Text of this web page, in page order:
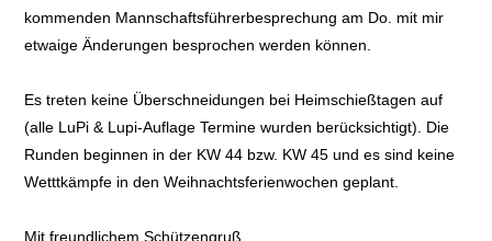
kommenden Mannschaftsführerbesprechung am Do. mit mir
etwaige Änderungen besprochen werden können.
Es treten keine Überschneidungen bei Heimschießtagen auf
(alle LuPi & Lupi-Auflage Termine wurden berücksichtigt). Die
Runden beginnen in der KW 44 bzw. KW 45 und es sind keine
Wetttkämpfe in den Weihnachtsferienwochen geplant.
Mit freundlichem Schützengruß